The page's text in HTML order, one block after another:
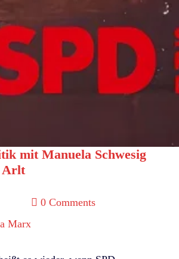
mit Manuela Schwesig
Arlt
Marx
0 Comments